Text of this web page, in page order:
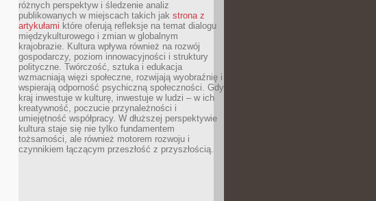
różnych perspektyw i śledzenie analiz
publikowanych w miejscach takich jak strona z
artykułami które oferują refleksje na temat dialogu
międzykulturowego i zmian w globalnym
krajobrazie. Kultura wpływa również na rozwój
gospodarczy, poziom innowacyjności i struktury
polityczne. Twórczość, sztuka i edukacja
wzmacniają więzi społeczne, rozwijają wyobraźnię i
wspierają odporność psychiczną społeczności. Gdy
kraj inwestuje w kulturę, inwestuje w ludzi – w ich
kreatywność, poczucie przynależności i
umiejętność współpracy. W dłuższej perspektywie
kultura staje się nie tylko fundamentem
tożsamości, ale również motorem rozwoju i
czynnikiem łączącym przeszłość z przyszłością.